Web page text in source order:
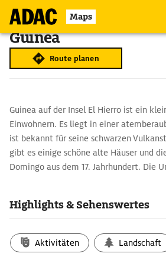
Maps
Guinea
Route planen
Guinea auf der Insel El Hierro ist ein
Einwohnern. Es liegt in einer
ist bekannt für seine schwarzen
gibt es einige schöne alte Häuser und
Domingo aus dem 17. Jahrhundert. Die
Kleines Freilichtmuseum mit
Im Ecomuseo de Guinea y Centro de
gigante sind die Häuser des Dorfes, das
Highlights & Sehenswertes
Aktivitäten Landschaft